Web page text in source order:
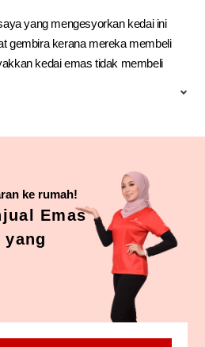
yang mengesyorkan kedai ini
gembira kerana mereka membeli
kedai emas tidak membeli
serta merta selepas urusan
menerangkan semua maklumat
Mereka juga menyidang makanan
akan berkunjung lagi kesini.
ke rumah!
Emas
yang